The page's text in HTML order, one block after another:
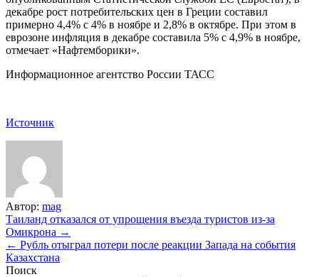
декабре рост потребительских цен в Греции составил
примерно 4,4% с 4% в ноябре и 2,8% в октябре. При этом в
еврозоне инфляция в декабре составила 5% с 4,9% в ноябре,
отмечает «Нафтемборики».
Информационное агентство России ТАСС
Источник
Автор: mag
Навигация
по
записям
Таиланд отказался от упрощения въезда туристов из-за
Омикрона →
← Рубль отыграл потери после реакции Запада на события
Казахстана
Поиск